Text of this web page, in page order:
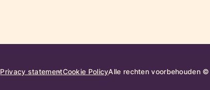
Privacy statementCookie PolicyAlle rechten voorbehouden